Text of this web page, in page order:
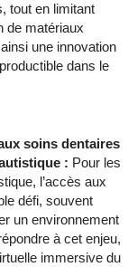
tout en limitant
de matériaux
une innovation
dans le
soins dentaires
: Pour les
l’accès aux
défi, souvent
un environnement
à cet enjeu,
immersive du